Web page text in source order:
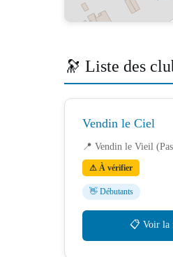
🔭 Liste des
Vendin le Ciel
📍 Vendin le Vieil
⚠ À vérifier
👋 Débutants
📋 Voir la